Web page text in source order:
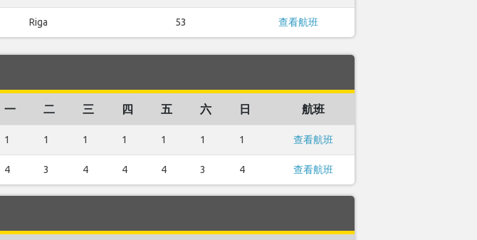
Riga 53 查看航班
一 二 三 四 五 六 日 航班
1 1 1 1 1 1 1 查看航班
4 3 4 4 4 3 4 查看航班